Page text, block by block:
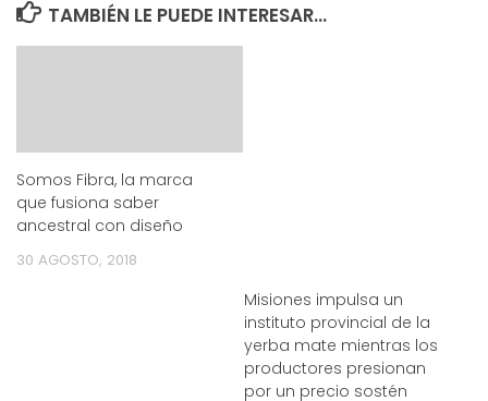
TAMBIÉN LE PUEDE INTERESAR...
Somos Fibra, la marca
que fusiona saber
ancestral con diseño
30 AGOSTO, 2018
Misiones impulsa un
instituto provincial de la
yerba mate mientras los
productores presionan
por un precio sostén